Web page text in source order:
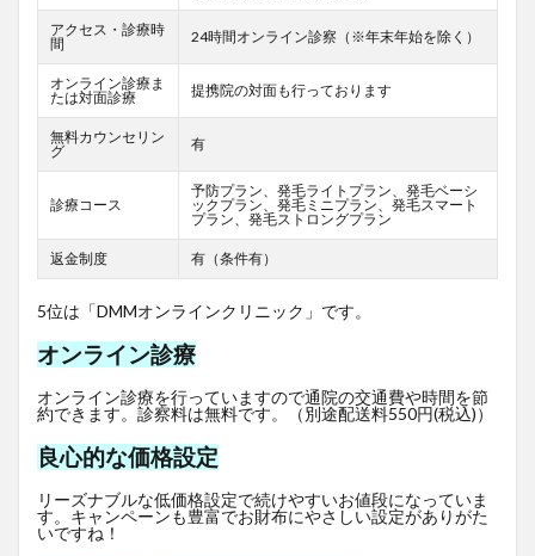
アクセス・診療時
間
24時間オンライン診察（※年末年始を除く）
オンライン診療ま
たは対面診療
提携院の対面も行っております
無料カウンセリン
グ
有
診療コース
予防プラン、発毛ライトプラン、発毛ベーシ
ックプラン、発毛ミニプラン、発毛スマート
プラン、発毛ストロングプラン
返金制度 有（条件有）
5位は「DMMオンラインクリニック」です。
オンライン診療
オンライン診療を行っていますので通院の交通費や時間を節
約できます。診察料は無料です。（別途配送料550円(税込)）
良心的な価格設定
リーズナブルな低価格設定で続けやすいお値段になっていま
す。キャンペーンも豊富でお財布にやさしい設定がありがた
いですね！